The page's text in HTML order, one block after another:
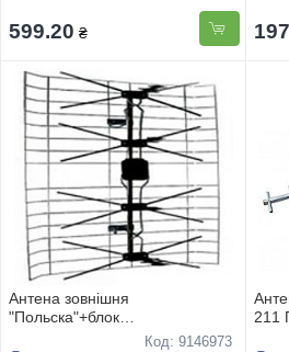
599.20 ₴
Антена зовнiшня
"Польска"+блок
живлення+посилювачем 9999
Код: 9146973
211